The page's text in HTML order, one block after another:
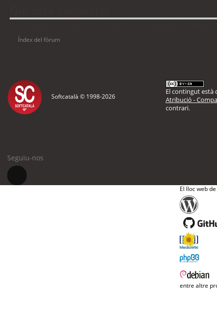
Índex del fòrum
Softcatalà © 1998-2026
El contingut està
Atribució -
contrari.
Seguiu-nos
El lloc web
entre altre